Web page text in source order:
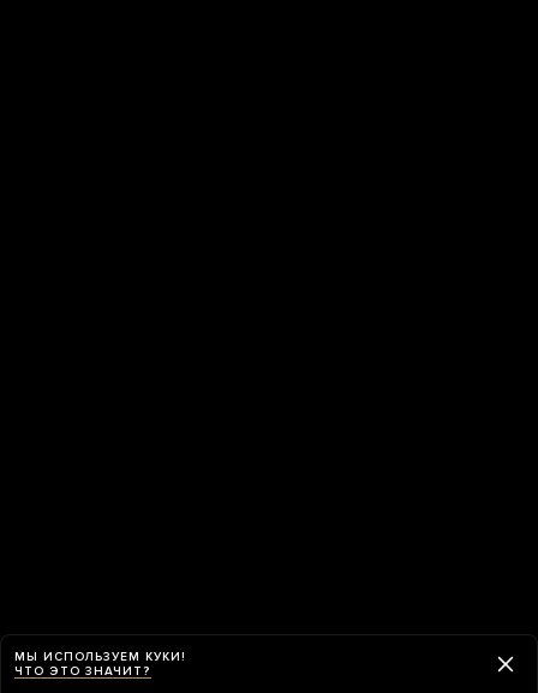
МЫ ИСПОЛЬЗУЕМ КУКИ!
ЧТО ЭТО ЗНАЧИТ?